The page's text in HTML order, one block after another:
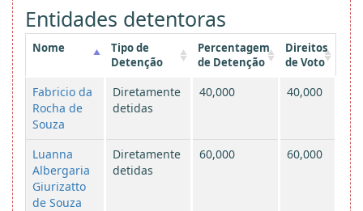
Entidades detentoras
Nome
Tipo de
Detenção
Percentagem
de Detenção
Direitos
de Voto
Fabricio da
Rocha de
Souza
Diretamente
detidas
40,000 40,000
Luanna
Albergaria
Giurizatto
de Souza
Diretamente
detidas
60,000 60,000